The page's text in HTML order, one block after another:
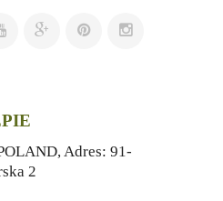
Adres: 91-
2